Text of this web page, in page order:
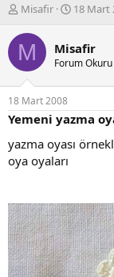
K
n
b
y
u
b
a
l
a
n
Misafir
B
l
a
ı
ç
a
i
18 Mart
M Misafir
Forum Okuru
18 Mart 2008
Yemeni yazma
yazma oyası
oya oyaları